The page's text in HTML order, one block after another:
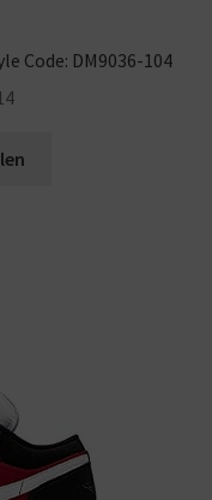
Code: DM9036-104